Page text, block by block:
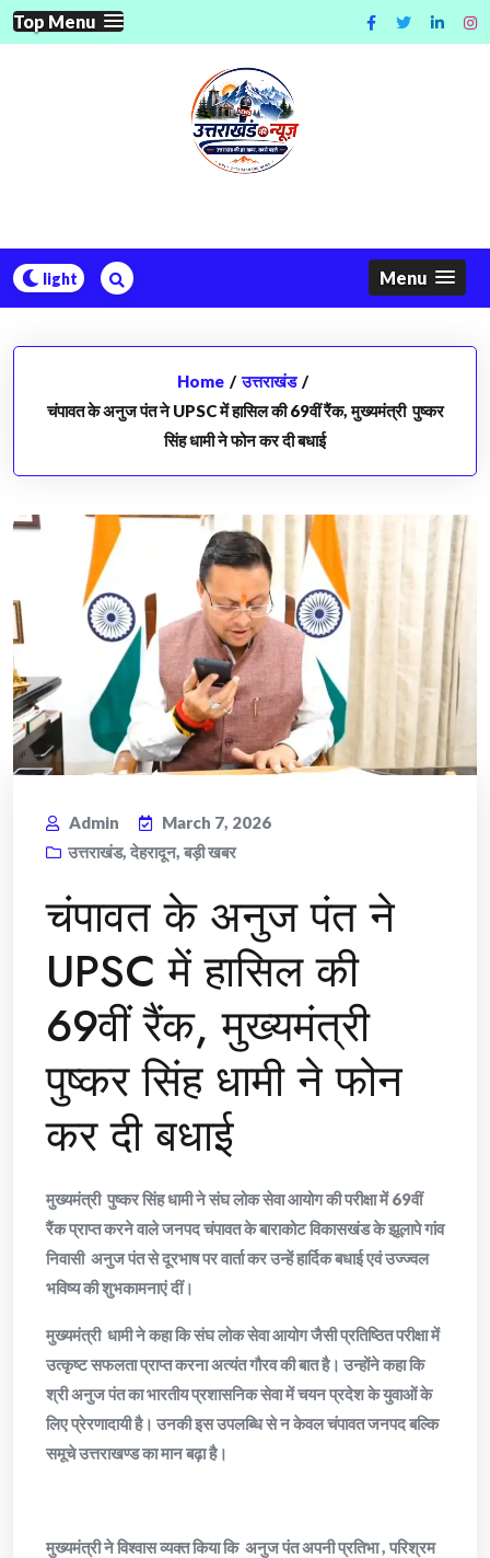
Skip
to
Top Menu
Menu
Home / उत्तराखंड /
चंपावत के अनुज पंत ने UPSC में हासिल की 69वीं रैंक, मुख्यमंत्री पुष्कर
सिंह धामी ने फोन कर दी बधाई
Admin
March 7, 2026
उत्तराखंड, देहरादून, बड़ी खबर
चंपावत के अनुज पंत ने
UPSC में हासिल की
69वीं रैंक, मुख्यमंत्री
पुष्कर सिंह धामी ने फोन
कर दी बधाई
मुख्यमंत्री पुष्कर सिंह धामी ने संघ लोक सेवा आयोग की परीक्षा में 69वीं
रैंक प्राप्त करने वाले जनपद चंपावत के बाराकोट विकासखंड के झूलापे गांव
निवासी अनुज पंत से दूरभाष पर वार्ता कर उन्हें हार्दिक बधाई एवं उज्ज्वल
भविष्य की शुभकामनाएं दीं।
मुख्यमंत्री धामी ने कहा कि संघ लोक सेवा आयोग जैसी प्रतिष्ठित परीक्षा में
उत्कृष्ट सफलता प्राप्त करना अत्यंत गौरव की बात है। उन्होंने कहा कि
श्री अनुज पंत का भारतीय प्रशासनिक सेवा में चयन प्रदेश के युवाओं के
लिए प्रेरणादायी है। उनकी इस उपलब्धि से न केवल चंपावत जनपद बल्कि
समूचे उत्तराखण्ड का मान बढ़ा है।
मुख्यमंत्री ने विश्वास व्यक्त किया कि अनुज पंत अपनी प्रतिभा , परिश्रम